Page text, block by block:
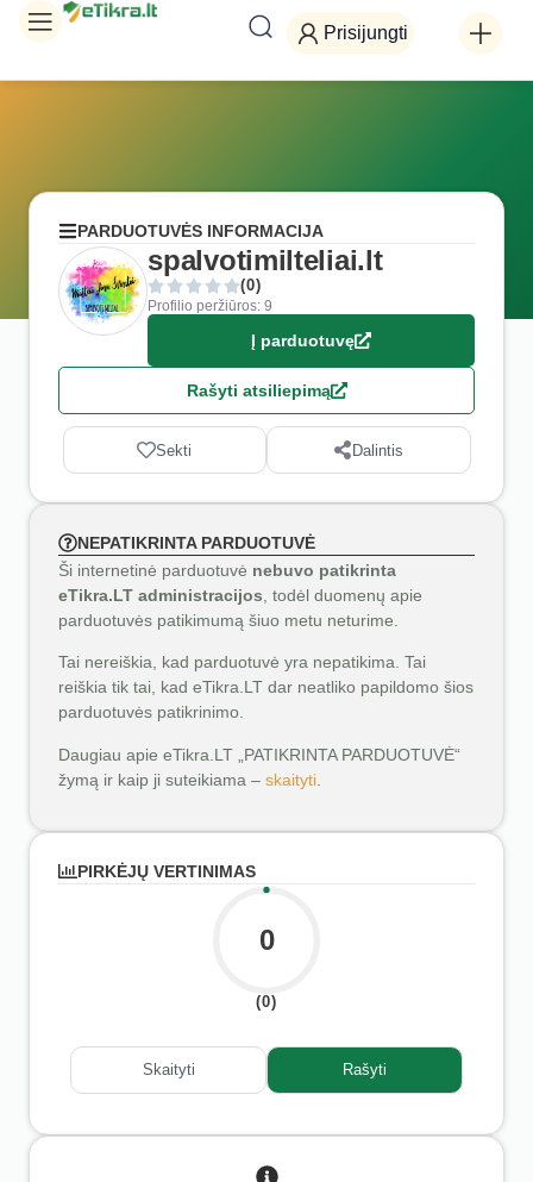
Prisijungti
PARDUOTUVĖS INFORMACIJA
spalvotimilteliai.lt
(0)
Profilio peržiūros: 9
Į parduotuvę
Rašyti atsiliepimą
Sekti Dalintis
NEPATIKRINTA PARDUOTUVĖ
Ši internetinė parduotuvė nebuvo patikrinta
eTikra.LT administracijos , todėl duomenų apie
parduotuvės patikimumą šiuo metu neturime.
Tai nereiškia, kad parduotuvė yra nepatikima. Tai
reiškia tik tai, kad eTikra.LT dar neatliko papildomo šios
parduotuvės patikrinimo.
Daugiau apie eTikra.LT „PATIKRINTA PARDUOTUVĖ“
žymą ir kaip ji suteikiama – skaityti
PIRKĖJŲ VERTINIMAS
0
(0)
Skaityti Rašyti